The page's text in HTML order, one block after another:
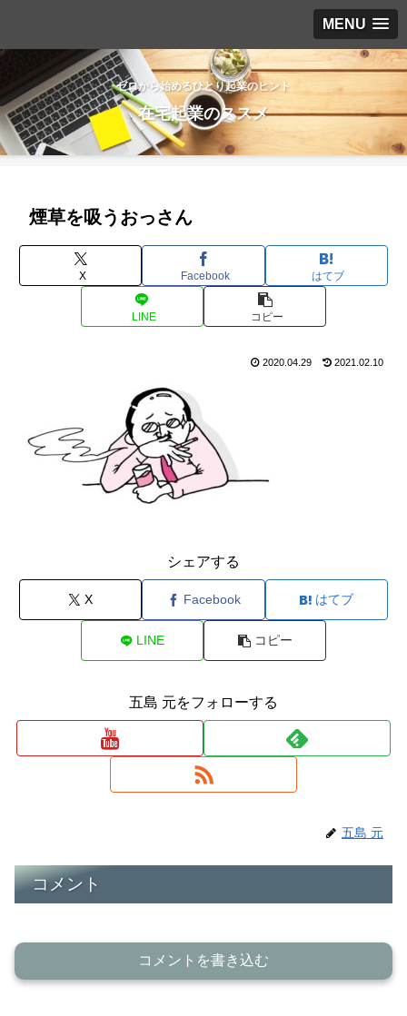
MENU
ゼロから始めるひとり起業のヒント
在宅起業のススメ
煙草を吸うおっさん
X Facebook はてブ
LINE コピー
2020.04.29 2021.02.10
シェアする
X Facebook はてブ
LINE コピー
五島 元をフォローする
五島 元
コメント
コメントを書き込む